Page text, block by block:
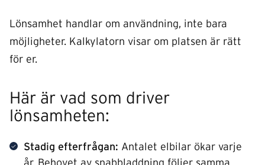
Lönsamhet handlar om användning, inte bara
möjligheter. Kalkylatorn visar om platsen är rätt
för er.
Här är vad som driver
lönsamheten:
Stadig efterfrågan: Antalet elbilar ökar varje